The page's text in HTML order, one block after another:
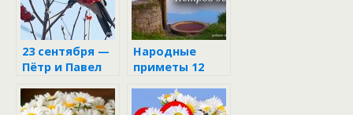
23 сентября —
Пётр и Павел
Народные
приметы 12
день